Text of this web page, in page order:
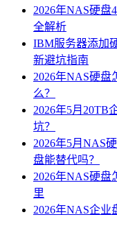
2026年NAS硬盘
全解析
IBM服务器添加
新避坑指南
2026年NAS硬
么？
2026年5月20TB
坑？
2026年5月NAS
盘能替代吗？
2026年NAS硬
里
2026年NAS企业